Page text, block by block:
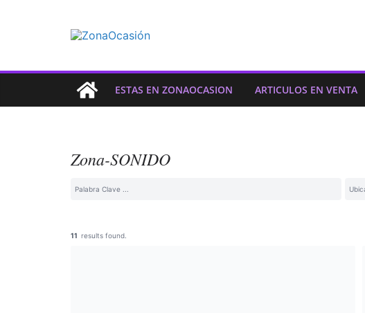
ESTAS EN ZONAOCASION ARTICULOS EN VENTA
Zona-SONIDO
11 results found.